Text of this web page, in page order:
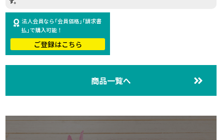
法人会員なら｢会員価格｣｢請求書
払｣で購入可能！
ご登録はこちら
商品一覧へ